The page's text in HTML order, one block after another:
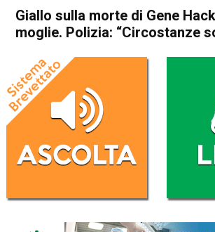
Giallo sulla morte di Gene
moglie. Polizia: “Circostanze
Cronaca Esteri
Cronaca Esteri
Giallo sulla morte di
Hackman e di sua
Polizia: “Circostanze
sospette”